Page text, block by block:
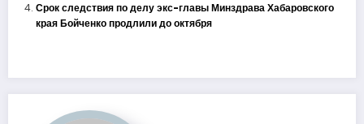
Срок следствия по делу экс-главы Минздрава Хабаровского
края Бойченко продлили до октября